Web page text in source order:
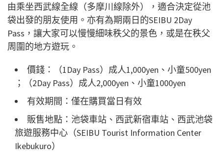
由乘坐西武線全線（多摩川線除外），適合決定從池
袋出發的朋友使用。亦有為期兩日的SEIBU 2Day
Pass，讓大家可以慢慢細味秩父的景色，或是在秩父
周圍的地方遊玩。
價錢：（1Day Pass）成人1,000yen、小童500yen
；（2Day Pass）成人2,000yen、小童1000yen
有效期間：僅在購買當日有效
販售地點：池袋車站、西武新宿車站、西武池袋
旅遊服務中心（SEIBU Tourist Information Center
Ikebukuro）